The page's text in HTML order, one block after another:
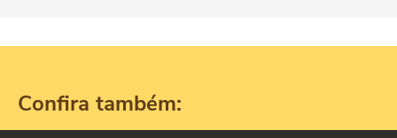
Confira também: